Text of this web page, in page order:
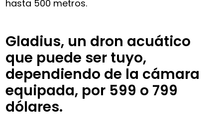
hasta 500 metros.
Gladius, un dron acuático
que puede ser tuyo,
dependiendo de la cámara
equipada, por 599 o 799
dólares.